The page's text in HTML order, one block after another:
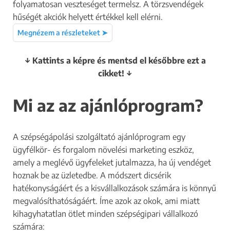
folyamatosan veszteséget termelsz. A törzsvendégek
hűségét akciók helyett értékkel kell elérni.
Megnézem a részleteket ➤
↓ Kattints a képre és mentsd el későbbre ezt a
cikket! ↓
Mi az az ajánlóprogram?
A szépségápolási szolgáltató ajánlóprogram egy
ügyfélkör- és forgalom növelési marketing eszköz,
amely a meglévő ügyfeleket jutalmazza, ha új vendéget
hoznak be az üzletedbe. A módszert dicsérik
hatékonyságáért és a kisvállalkozások számára is könnyű
megvalósíthatóságáért. Íme azok az okok, ami miatt
kihagyhatatlan ötlet minden szépségipari vállalkozó
számára: